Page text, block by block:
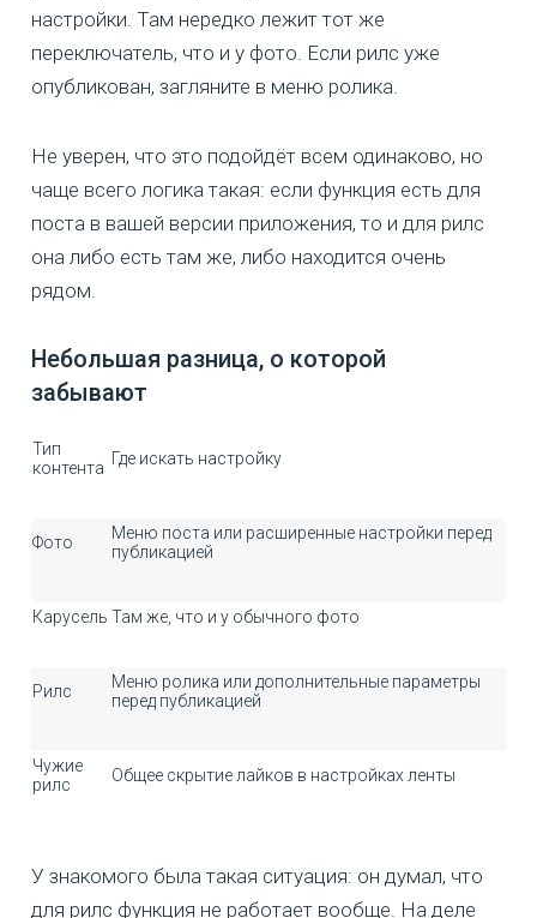
настройки. Там нередко лежит тот же
переключатель, что и у фото. Если рилс уже
опубликован, загляните в меню ролика.
Не уверен, что это подойдёт всем одинаково, но
чаще всего логика такая: если функция есть для
поста в вашей версии приложения, то и для рилс
она либо есть там же, либо находится очень
рядом.
Небольшая разница, о которой
забывают
Тип
контента Где искать настройку
Фото
Меню поста или расширенные настройки перед
публикацией
Карусель Там же, что и у обычного фото
Рилс
Меню ролика или дополнительные параметры
перед публикацией
Чужие
рилс
Общее скрытие лайков в настройках ленты
У знакомого была такая ситуация: он думал, что
для рилс функция не работает вообще. На деле